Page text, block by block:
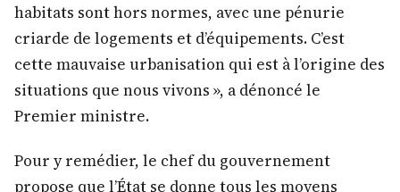
habitats sont hors normes, avec une pénurie
criarde de logements et d’équipements. C’est
cette mauvaise urbanisation qui est à l’origine des
situations que nous vivons », a dénoncé le
Premier ministre.
Pour y remédier, le chef du gouvernement
propose que l’État se donne tous les moyens